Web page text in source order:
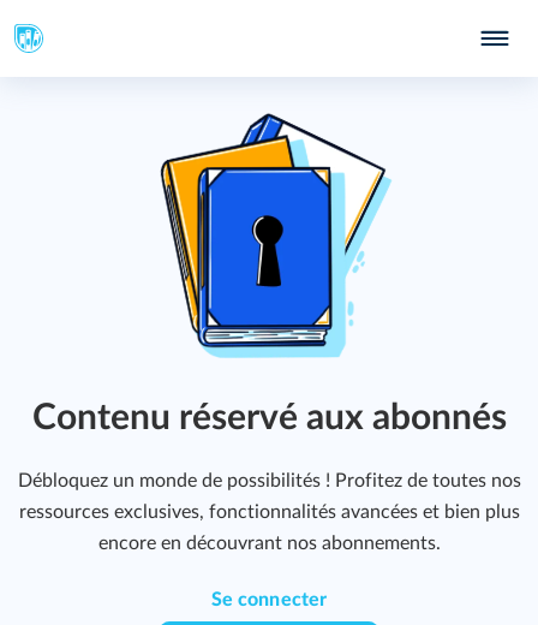
Contenu réservé aux abonnés
Débloquez un monde de possibilités ! Profitez de toutes nos
ressources exclusives, fonctionnalités avancées et bien plus
encore en découvrant nos abonnements.
Se connecter